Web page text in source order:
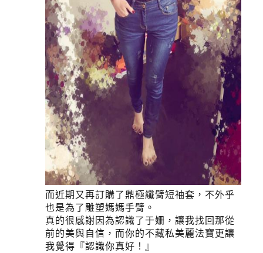
而近期又再訂購了鼎極纖臂短袖套，不外乎
也是為了雕塑媽媽手臂。
真的很感謝因為認識了于姍，讓我找回那從
前的美與自信，而你的不藏私美麗法寶更讓
我覺得『認識你真好！』